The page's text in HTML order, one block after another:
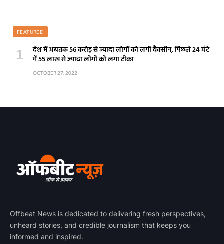
FEATURED
देश में अबतक 56 करोड़ से ज्यादा लोगों को लगी वैक्सीन, पिछले 24 घंटे
में 55 लाख से ज्यादा लोगों को लगा टीका
OCTOBER 27, 2022
Offbeat News is dedicated to delivering fresh perspectives,
unheard stories, and credible journalism that keeps you
informed and inspired.